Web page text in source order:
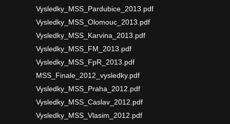
Vysledky_MSS_Pardubice_2013.pdf
Vysledky_MSS_Olomouc_2013.pdf
Vysledky_MSS_Karvina_2013.pdf
Vysledky_MSS_FM_2013.pdf
Vysledky_MSS_FpR_2013.pdf
MSS_Finale_2012_vysledky.pdf
Vysledky_MSS_Praha_2012.pdf
Vysledky_MSS_Caslav_2012.pdf
Vysledky_MSS_Vlasim_2012.pdf